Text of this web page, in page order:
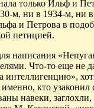
только Ильф и
м, ни в 1934-м, ни
и Петрова в
петицией.
написания
Что-то еще не
интеллигенцию»,
кто узаконил
навеки, заглохли,